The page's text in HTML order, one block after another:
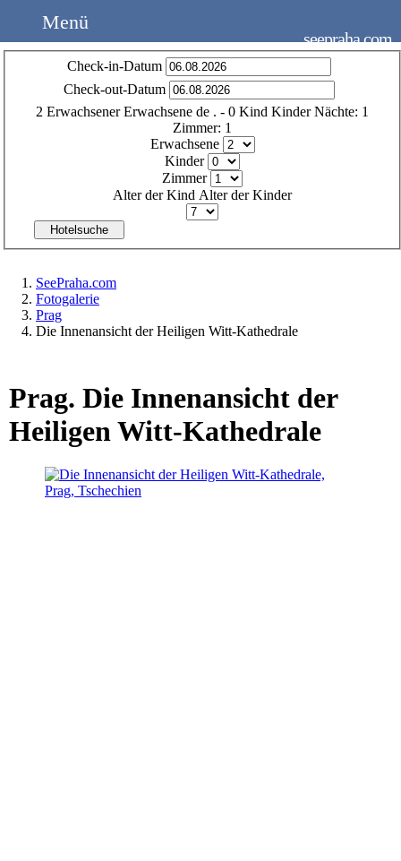
Menü
seepraha.com
Check-in-Datum
Check-out-Datum
2 Erwachsener Erwachsene de . - 0 Kind Kinder Nächte: 1
Zimmer: 1
Erwachsene
Kinder
Zimmer
Alter der Kind Alter der Kinder
Hotelsuche
SeePraha.com
Fotogalerie
Prag
Die Innenansicht der Heiligen Witt-Kathedrale
Prag. Die Innenansicht der
Heiligen Witt-Kathedrale